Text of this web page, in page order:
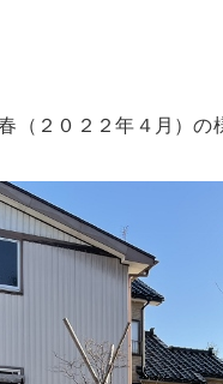
（２０２２年４月）の